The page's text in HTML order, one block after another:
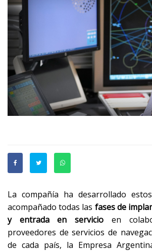
La compañía ha desarrollado
acompañado todas las fases de
y entrada en servicio en
proveedores de servicios de
de cada país, la Empresa